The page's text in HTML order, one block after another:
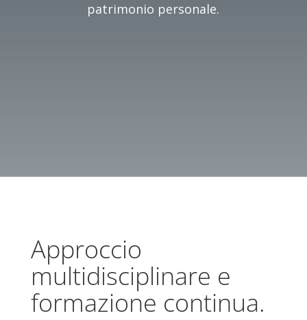
patrimonio personale.
Approccio
multidisciplinare e
formazione continua.